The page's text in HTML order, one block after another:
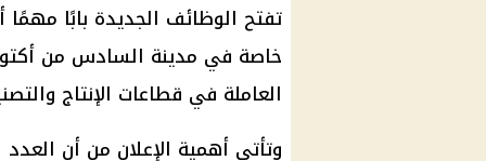
تفتح الوظائف الجديدة بابًا
خاصة في مدينة السادس من
العاملة في قطاعات الإنتاج